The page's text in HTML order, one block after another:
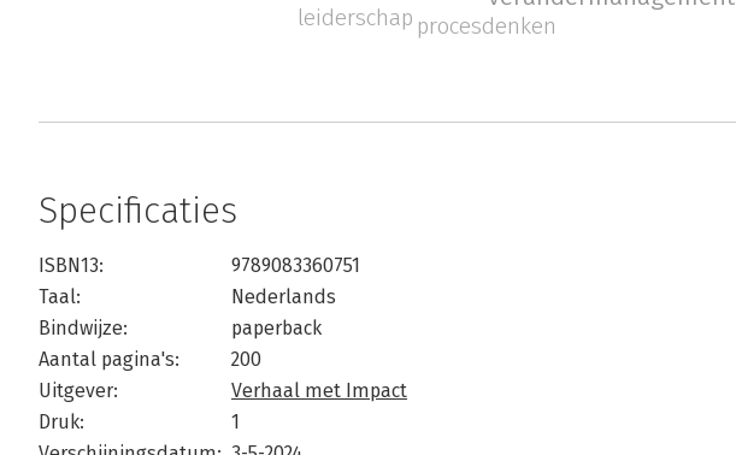
procesdenken
leiderschap
Specificaties
ISBN13:
9789083360751
Taal:
Nederlands
Bindwijze:
paperback
Aantal pagina's:
200
Uitgever:
Verhaal met Impact
Druk:
1